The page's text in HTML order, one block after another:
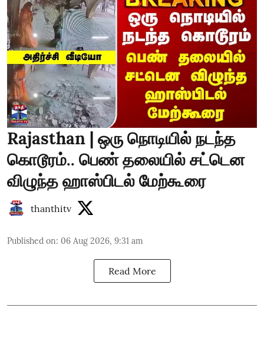
Rajasthan | ஒரு நொடியில் நடந்த
கொடூரம்.. பெண் தலையில் சட்டென
விழுந்த ஹாஸ்பிடல் மேற்கூரை
thanthitv
Published on: 06 Aug 2026, 9:31 am
Read More